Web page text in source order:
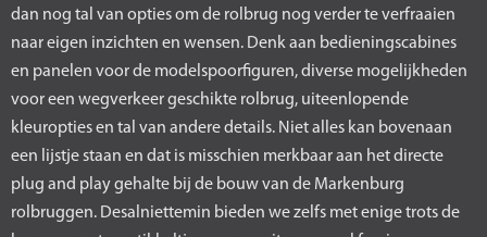
dan nog tal van opties om de rolbrug nog verder te verfraaien
naar eigen inzichten en wensen. Denk aan bedieningscabines
en panelen voor de modelspoorfiguren, diverse mogelijkheden
voor een wegverkeer geschikte rolbrug, uiteenlopende
kleuropties en tal van andere details. Niet alles kan bovenaan
een lijstje staan en dat is misschien merkbaar aan het directe
plug and play gehalte bij de bouw van de Markenburg
rolbruggen. Desalniettemin bieden we zelfs met enige trots de